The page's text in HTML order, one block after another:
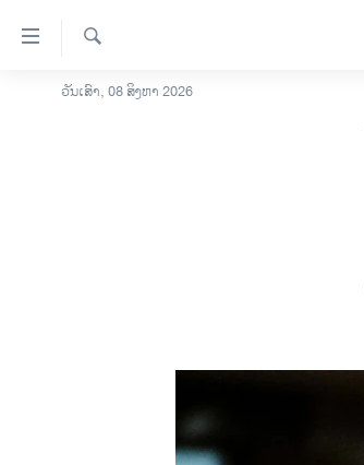
ລິ້ງ
ສຳຫລັບ
ໂຮມເພຈ
ຄົ້ນຫາ
ວັນເສົາ, 08 ສິງຫາ 2026